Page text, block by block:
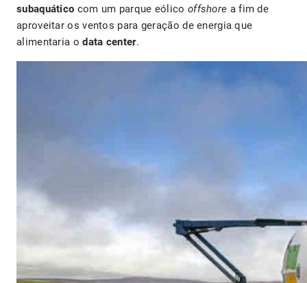
subaquático com um parque eólico offshore a fim de
aproveitar os ventos para geração de energia que
alimentaria odata center.